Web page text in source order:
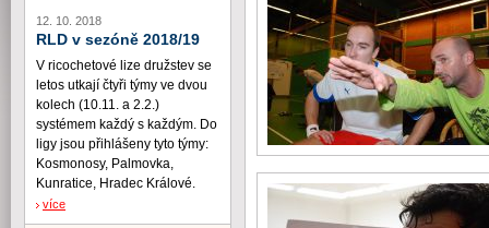
12. 10. 2018
RLD v sezóně 2018/19
V ricochetové lize družstev se
letos utkají čtyři týmy ve dvou
kolech (10.11. a 2.2.)
systémem každý s každým. Do
ligy jsou přihlášeny tyto týmy:
Kosmonosy, Palmovka,
Kunratice, Hradec Králové.
více